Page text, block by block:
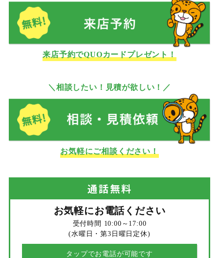
来店予約でQUOカードプレゼント！
＼相談したい！見積が欲しい！／
お気軽にご相談ください！
通話無料
お気軽にお電話ください
受付時間 10:00～17:00
(水曜日・第3日曜日定休)
タップでお電話が可能です